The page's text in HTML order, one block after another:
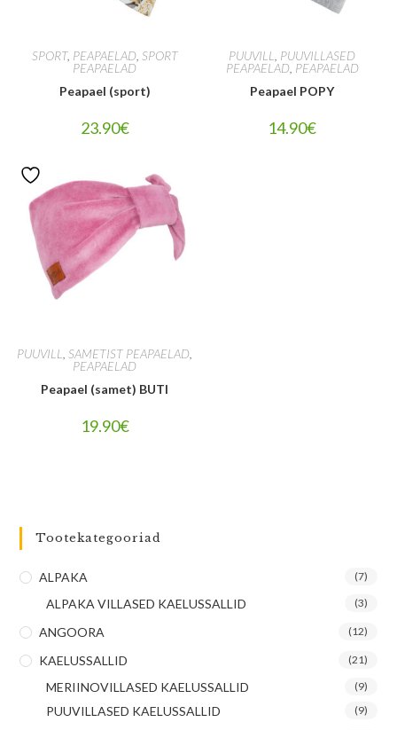
SPORT, PEAPAELAD, SPORT
PEAPAELAD
Peapael (sport)
23.90€
PUUVILL
PUUVILLASED
PEAPAELAD, PEAPAELAD
Peapael POPY
14.90€
PUUVILL ,SAMETIST PEAPAELAD
PEAPAELAD
Peapael (samet) BUTI
19.90€
Tootekategooriad
ALPAKA (7)
ALPAKA VILLASED KAELUSSALLID (3)
ANGOORA (12)
KAELUSSALLID (21)
MERIINOVILLASED KAELUSSALLID (9)
PUUVILLASED KAELUSSALLID (9)